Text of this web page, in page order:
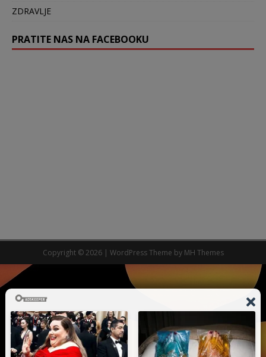
ZDRAVLJE
PRATITE NAS NA FACEBOOKU
Copyright © 2026 | WordPress Theme by MH Themes